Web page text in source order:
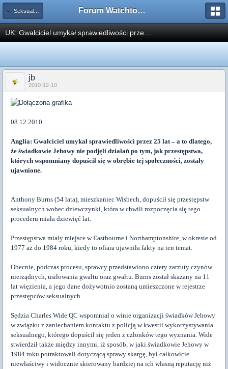
← Seksualność Forum Watchtower
UK: Gwałciciel umykał sprawiedliwości prze...
jb
2010-12-10
08.12.2010
Anglia: Gwałciciel umykał sprawiedliwości przez 25 lat – a to dlatego,
że świadkowie Jehowy nie podjęli działań po tym, jak przestępstwa,
których wspomniany dopuścił się w obrębie tej społeczności, zostały
ujawnione.
Anthony Burns (54 lata), mieszkaniec Wisbech, dopuścił się przestępstw
seksualnych wobec dziewczynki, która w chwili rozpoczęcia się tego
procederu miała dziewięć lat.
Przestępstwa miały miejsce w Eastbourne i Northamptonshire, w okresie od
1977 aż do 1984 roku, kiedy to ofiara ujawniła fakty na ten temat.
Obecnie, podczas procesu, sprawcy przedstawiono cztery zarzuty czynów
nierządnych, usiłowania gwałtu oraz gwałtu. Burns został skazany na 11
lat więzienia, a jego dane dożywotnio zostaną umieszczone w rejestrze
przestępców seksualnych.
Sędzia Charles Wide QC wspomniał o winie organizacji świadków Jehowy
w związku z zaniechaniem kontaktu z policją w kwestii wykorzystywania
seksualnego, którego dopuścił się jeden z członków tego wyznania. Wide
stwierdził także między innymi, iż sposób, w jaki świadkowie Jehowy w
1984 roku potraktowali dotyczącą sprawy skargę, był całkowicie
niewłaściwy i widocznie skierowany bardziej na ich własną reputację niż